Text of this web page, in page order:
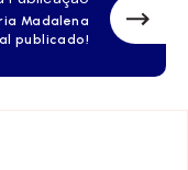
Madalena
publicado!